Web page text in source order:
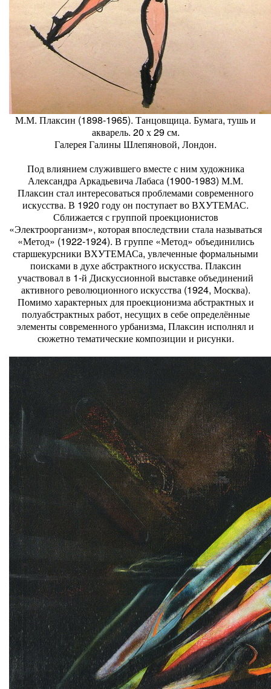
М.М. Плаксин (1898-1965). Танцовщица. Бумага, тушь и
акварель. 20 х 29 см.
Галерея Галины Шлепяновой, Лондон.
Под влиянием служившего вместе с ним художника
Александра Аркадьевича Лабаса (1900-1983) М.М.
Плаксин стал интересоваться проблемами современного
искусства. В 1920 году он поступает во ВХУТЕМАС.
Сближается с группой проекционистов
«Электроорганизм», которая впоследствии стала называться
«Метод» (1922-1924). В группе «Метод» объединились
старшекурсники ВХУТЕМАСа, увлеченные формальными
поисками в духе абстрактного искусства. Плаксин
участвовал в 1-й Дискуссионной выставке объединений
активного революционного искусства (1924, Москва).
Помимо характерных для проекционизма абстрактных и
полуабстрактных работ, несущих в себе определённые
элементы современного урбанизма, Плаксин исполнял и
сюжетно тематические композиции и рисунки.